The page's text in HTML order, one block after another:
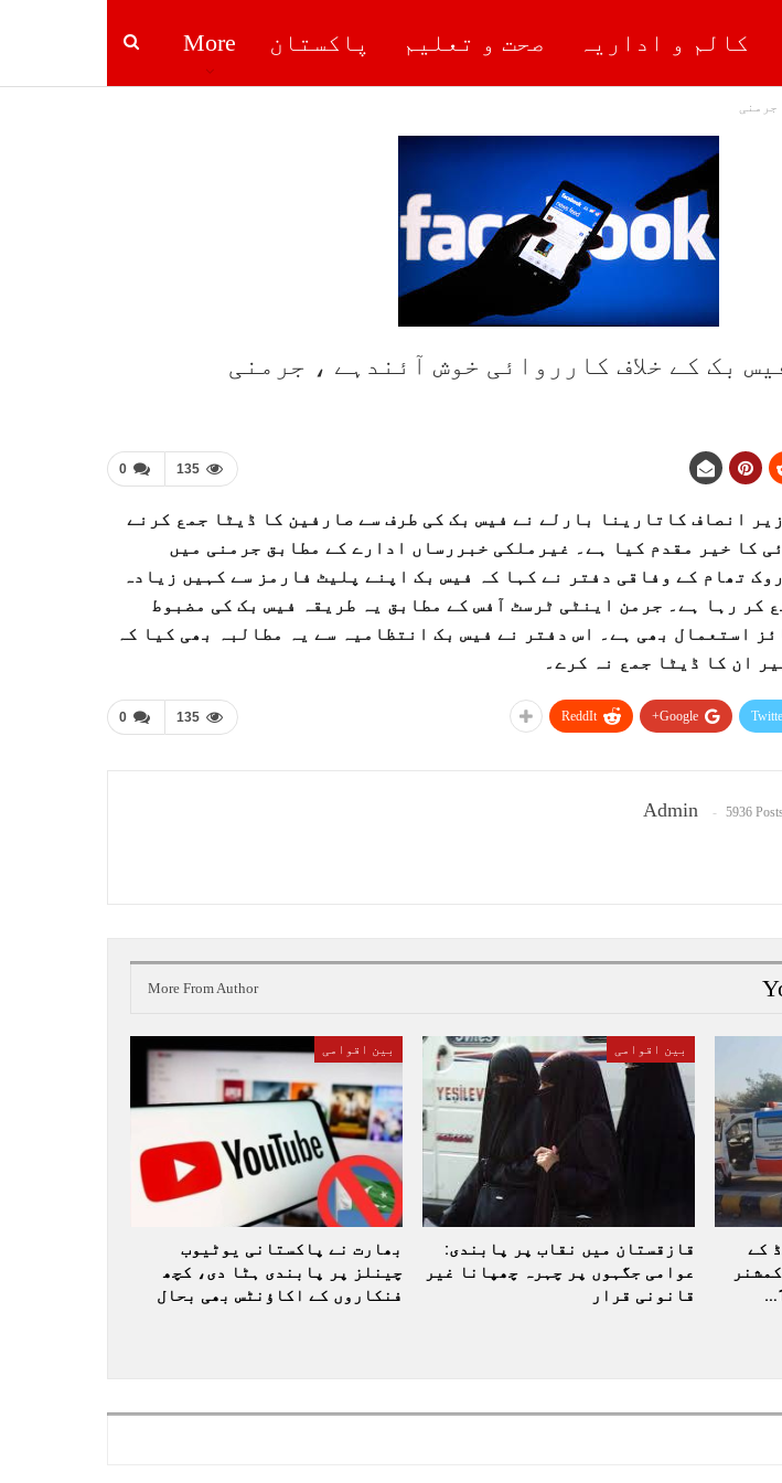
کالم و اداریہ صحت و تعلیم پاکستان More
جرمنی
بک کے خلاف کارروائی خوش آئندہے ، جرمنی
0 135
انصاف کاتارینا بارلے نے فیس بک کی طرف سے صارفین کا ڈیٹا جمع کرنے
کا خیر مقدم کیا ہے۔ غیرملکی خبررساں ادارے کے مطابق جرمنی میں
تھام کے وفاقی دفتر نے کہا کہ فیس بک اپنے پلیٹ فارمز سے کہیں زیادہ
کر رہا ہے۔ جرمن اینٹی ٹرسٹ آفس کے مطابق یہ طریقہ فیس بک کی مضبوط
استعمال بھی ہے۔ اس دفتر نے فیس بک انتظامیہ سے یہ مطالبہ بھی کیا کہ
ان کا ڈیٹا جمع نہ کرے۔
0 135 Google+
ReddIt
Admin 5936 Posts
More From Author
کے
بین اقوامی
قازقستان میں نقاب پر پابندی:
عوامی جگہوں پر چہرہ چھپانا غیر
قانونی قرار
بین اقوامی
بھارت نے پاکستانی یوٹیوب
چینلز پر پابندی ہٹا دی، کچھ
فنکاروں کے اکاؤنٹس بھی بحال